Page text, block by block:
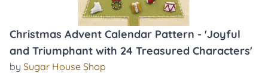
Christmas Advent Calendar Pattern - 'Joyful
and Triumphant with 24 Treasured Characters'
by Sugar House Shop